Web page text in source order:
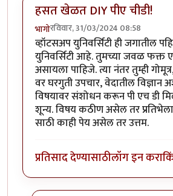
हसत खेळत DIY पीए चीडी!
भागोरविवार, 31/03/2024 08:58
व्हॉटसअप युनिवर्सिटी ही जगातील
युनिवर्सिटी आहे. तुमच्या जवळ फक्त
असायला पाहिजे. त्या नंतर तुम्ही
वर घरगुती उपचार, वेदातील विज्ञान
विषयावर संशोधन करून पी एच डी
शून्य. विषय कठीण असेल तर
साठी काही पेय असेल तर उत्तम.
प्रतिसाद देण्यासाठीलॉग इन करा